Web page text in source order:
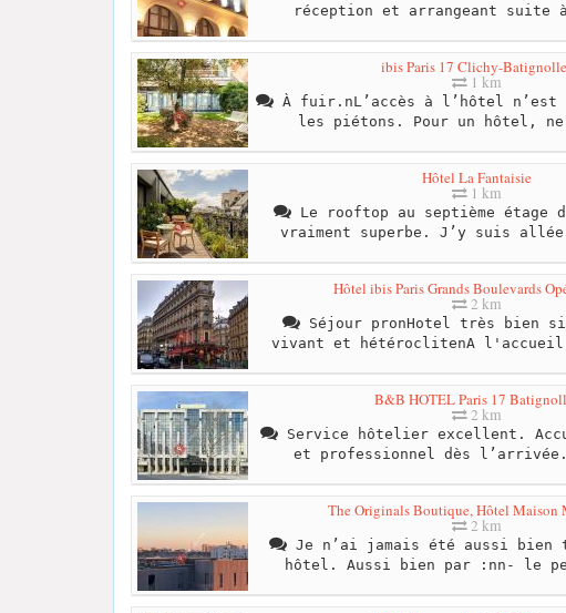
réception et arrangeant suite
ibis Paris 17 Clichy-
1 km
À fuir.nL’accès à l’hôtel
les piétons. Pour un hôtel,
Hôtel La Fantaisie
1 km
Le rooftop au septième étage
vraiment superbe. J’y suis allée
Hôtel ibis Paris Grands Boulevards
2 km
Séjour pronHotel très bien
vivant et hétéroclitenA
B&B HOTEL Paris 17
2 km
Service hôtelier excellent.
et professionnel dès l’arrivée.
The Originals Boutique, Hôtel Maison
2 km
Je n’ai jamais été aussi bien
hôtel. Aussi bien par :nn- le